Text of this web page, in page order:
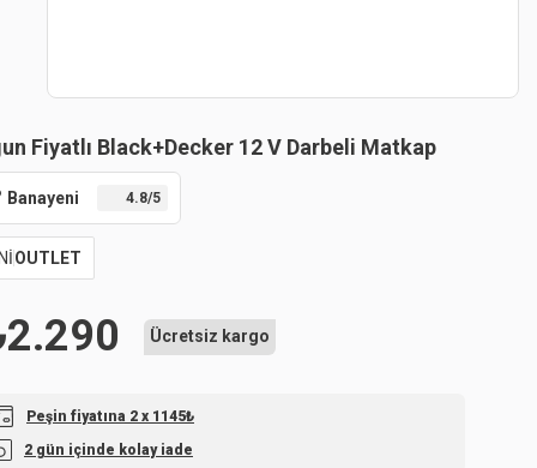
Fiyatlı Black+Decker 12 V Darbeli Matkap
Banayeni 4.8/5
OUTLET
2.290 Ücretsiz kargo
Peşin fiyatına 2 x 1145₺
2 gün içinde kolay iade